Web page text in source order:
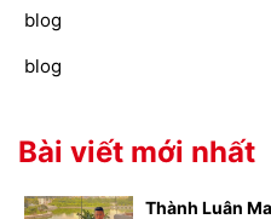
blog
blog
Bài viết mới nhất
Thành Luân